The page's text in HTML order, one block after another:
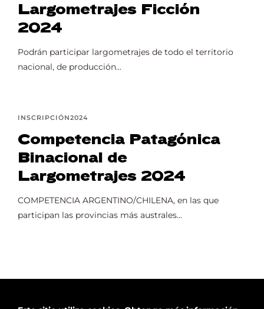
Largometrajes Ficción
2024
Podrán participar largometrajes de todo el territorio
nacional, de producción...
INSCRIPCIÓN2024
Competencia Patagónica
Binacional de
Largometrajes 2024
COMPETENCIA ARGENTINO/CHILENA, en las que
participan las provincias más australes...